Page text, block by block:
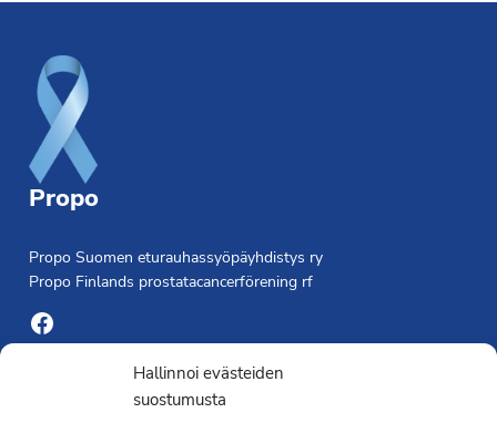
Hallinnoi evästeiden
suostumusta
Propo
Propo Suomen eturauhassyöpäyhdistys ry
Propo Finlands prostatacancerförening rf
Facebook
Yhdistyksen toimisto